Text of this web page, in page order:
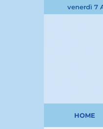
venerdì 7
HOME